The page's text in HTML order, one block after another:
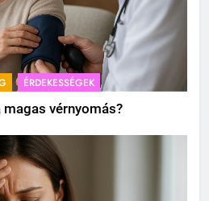
ÉRDEKESSÉGEK
magas vérnyomás?